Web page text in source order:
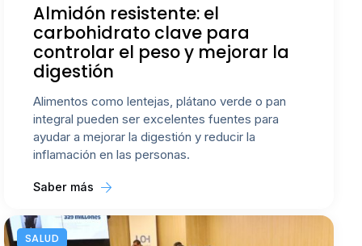
Almidón resistente: el
carbohidrato clave para
controlar el peso y mejorar la
digestión
Alimentos como lentejas, plátano verde o pan
integral pueden ser excelentes fuentes para
ayudar a mejorar la digestión y reducir la
inflamación en las personas.
Saber más
SALUD